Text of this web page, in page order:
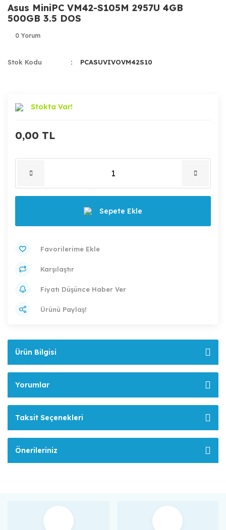
Asus MiniPC VM42-S105M 2957U 4GB
500GB 3.5 DOS
0 Yorum
Stok Kodu PCASUVIVOVM42S10
Stokta Var!
0,00 TL
Sepete Ekle
Karşılaştır
Fiyatı Düşünce Haber Ver
Ürünü Paylaş!
Ürün Bilgisi
Yorumlar
Taksit Seçenekleri
Önerileriniz